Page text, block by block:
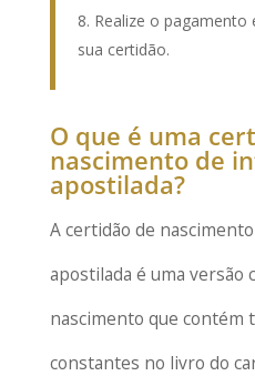
Realize o pagamento
sua certidão.
O que é uma
nascimento de
apostilada?
A certidão de
apostilada é uma
nascimento que contém
constantes no livro do